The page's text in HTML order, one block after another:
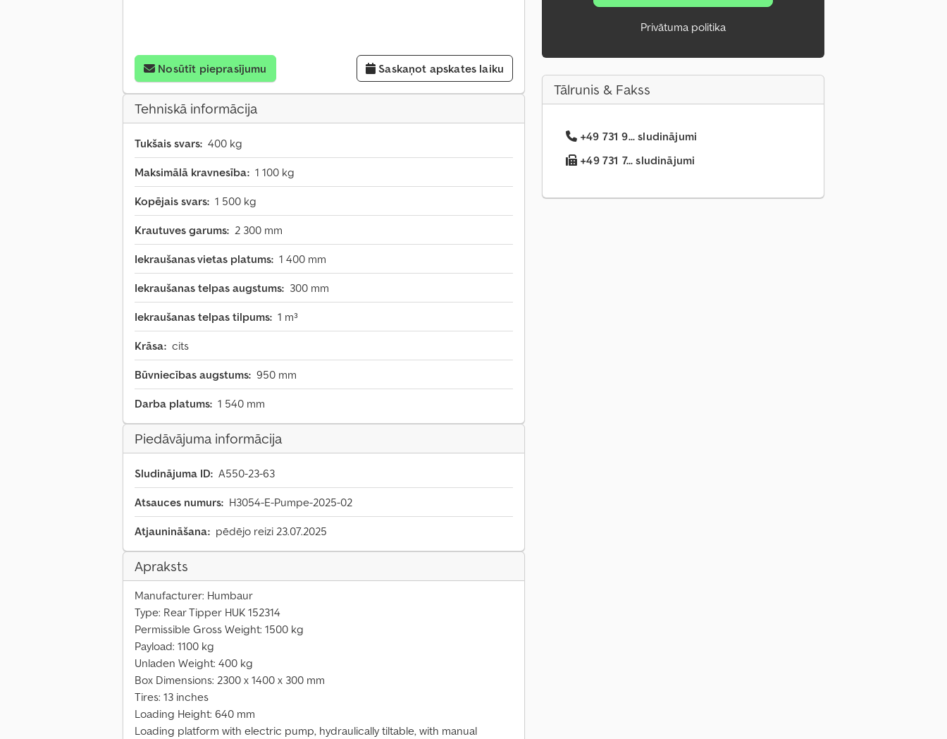
Nosūtīt pieprasījumu Saskaņot apskates laiku
Tehniskā informācija
Tukšais svars: 400 kg
Maksimālā kravnesība: 1 100 kg
Kopējais svars: 1 500 kg
Krautuves garums: 2 300 mm
Iekraušanas vietas platums: 1 400 mm
Iekraušanas telpas augstums: 300 mm
Iekraušanas telpas tilpums: 1 m³
Krāsa: cits
Būvniecības augstums: 950 mm
Darba platums: 1 540 mm
Piedāvājuma informācija
Sludinājuma ID: A550-23-63
Atsauces numurs: H3054-E-Pumpe-2025-02
Atjaunināšana: pēdējo reizi 23.07.2025
Apraksts
Manufacturer: Humbaur
Type: Rear Tipper HUK 152314
Permissible Gross Weight: 1500 kg
Payload: 1100 kg
Unladen Weight: 400 kg
Box Dimensions: 2300 x 1400 x 300 mm
Tires: 13 inches
Loading Height: 640 mm
Loading platform with electric pump, hydraulically tiltable, with manual
Privātuma politika
Tālrunis & Fakss
+49 731 9... sludinājumi
+49 731 7... sludinājumi